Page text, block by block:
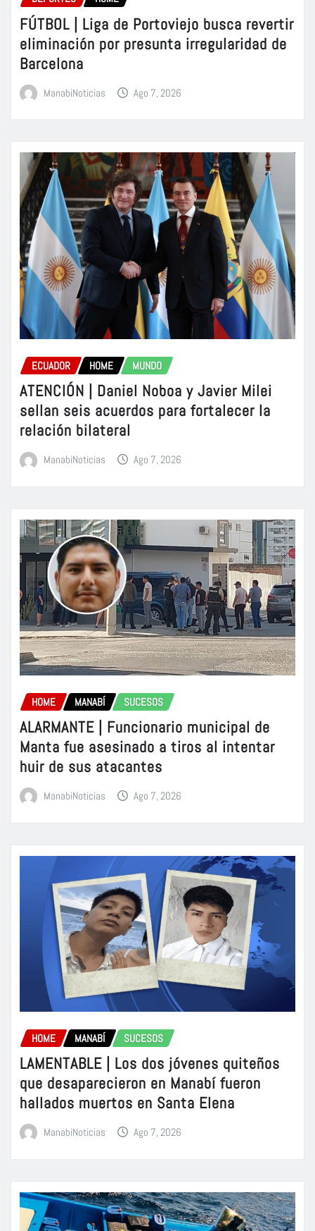
FÚTBOL | Liga de Portoviejo busca revertir
eliminación por presunta irregularidad de
Barcelona
ManabiNoticias Ago 7, 2026
ECUADOR HOME MUNDO
ATENCIÓN | Daniel Noboa y Javier Milei
sellan seis acuerdos para fortalecer la
relación bilateral
ManabiNoticias Ago 7, 2026
HOME MANABÍ SUCESOS
ALARMANTE | Funcionario municipal de
Manta fue asesinado a tiros al intentar
huir de sus atacantes
ManabiNoticias Ago 7, 2026
HOME MANABÍ SUCESOS
LAMENTABLE | Los dos jóvenes quiteños
que desaparecieron en Manabí fueron
hallados muertos en Santa Elena
ManabiNoticias Ago 7, 2026